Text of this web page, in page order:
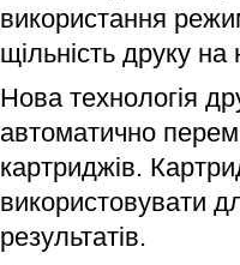
використання
щільність друку на
Нова технологія
автоматично
картриджів.
використовувати
результатів.